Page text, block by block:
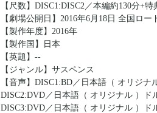
【尺数】DISC1:DISC2／本編約130分+
【劇場公開日】2016年6月18日 全国ロー
【製作年度】2016年
【製作国】日本
【英題】--
【ジャンル】サスペンス
【音声】DISC1:BD／日本語（ オリジ
DISC2:DVD／日本語（ オリジナル ）ド
DISC3:DVD／日本語（ オリジナル ）ド